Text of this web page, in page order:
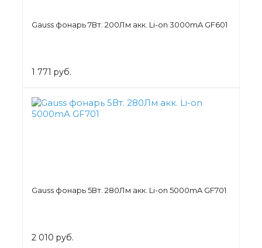
Gauss фонарь 7Вт. 200Лм акк. Li-on 3000mA GF601
1 771 руб.
Gauss фонарь 5Вт. 280Лм акк. Li-on 5000mA GF701
2 010 руб.